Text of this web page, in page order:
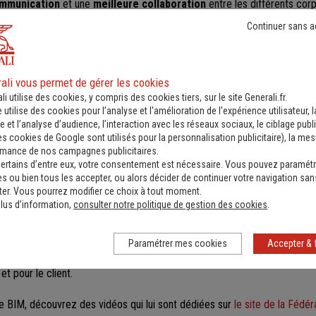
et une meilleure collaboration entre les différents
maître d’ouvrage, installateurs, etc. Des informations
personnes concernées
. Avec cette technologie les équipes
des gains importants de productivité. Le BIM autorise une
techniques nécessaires à la conception de l’ouvrage, et ce au
des différents intervenants permet ainsi une optimisation du
et la fiabilité des donnéesnécessaires à la conception, aussi
travaux, le BIM vise à vous permettre de « faire bien et du premier
de la qualité
, en évitant des erreurs et des malfaçons lors
estimé à plus de10 % du montant des travaux. Un choix
et pour le client.
BIM, découvrez des vidéos qui lui sont dédiées sur le site de la
vous permet de gérer les cookies
utilise des cookies, y compris des cookies tiers, sur le site Generali.fr.
utilise des cookies pour l’analyse et l'amélioration de l’expérience utilisateur,
et l’analyse d’audience, l’interaction avec les réseaux sociaux, le ciblage
cookies de Google sont utilisés pour la personnalisation publicitaire), la
de nos campagnes publicitaires.
d’entre eux, votre consentement est nécessaire. Vous pouvez
ou bien tous les accepter, ou alors décider de continuer votre navigation
Vous pourrez modifier ce choix à tout moment.
d’information, consulter notre politique de gestion des cookies
Accepter &
Continuer sans
Paramétrer mes cookies